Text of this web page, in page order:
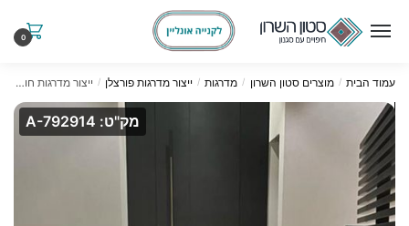
0
עמוד הבית / מוצרים סטון השרון / מדרגות / ייצור מדרגות פורצלן / ייצור מדרגות חוץ במראה מרחף דגם קנדור
מק"ט: A-792914